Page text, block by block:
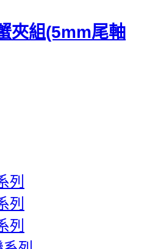
夾組(5mm尾軸
列
列
列